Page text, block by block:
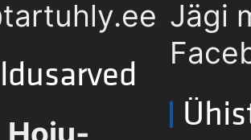
Jägi